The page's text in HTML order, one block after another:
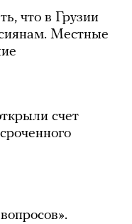
что в Грузии
Местные
счет